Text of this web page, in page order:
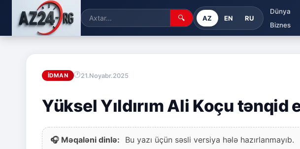
🔍 AZ EN RU
Dünya
Biznes
İDMAN 21.Noyabr.2025
Yüksel Yıldırım Ali Koçu tənqid
🎧 Məqaləni dinlə: Bu yazı üçün səsli versiya hələ hazırlanmayıb.